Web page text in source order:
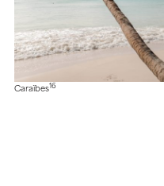
Caraïbes16